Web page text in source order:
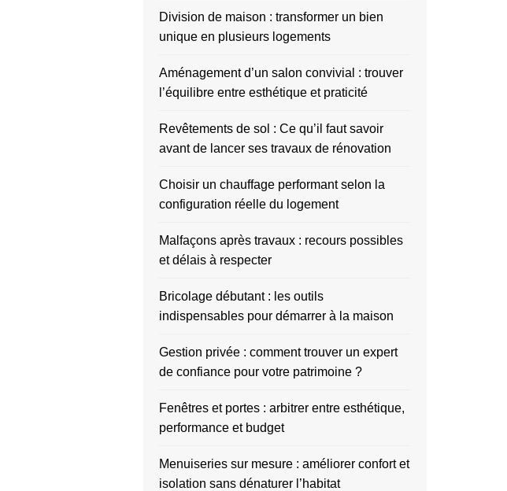
Division de maison : transformer un bien
unique en plusieurs logements
Aménagement d’un salon convivial : trouver
l’équilibre entre esthétique et praticité
Revêtements de sol : Ce qu’il faut savoir
avant de lancer ses travaux de rénovation
Choisir un chauffage performant selon la
configuration réelle du logement
Malfaçons après travaux : recours possibles
et délais à respecter
Bricolage débutant : les outils
indispensables pour démarrer à la maison
Gestion privée : comment trouver un expert
de confiance pour votre patrimoine ?
Fenêtres et portes : arbitrer entre esthétique,
performance et budget
Menuiseries sur mesure : améliorer confort et
isolation sans dénaturer l’habitat